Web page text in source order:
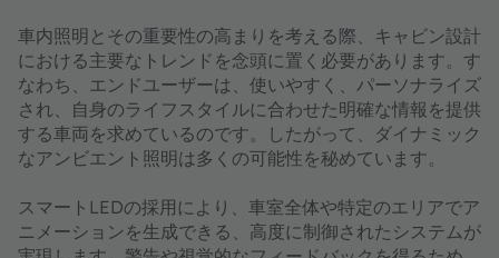
車内照明とその重要性の高まりを考える際、キャビン設計
における主要なトレンドを念頭に置く必要があります。す
なわち、エンドユーザーは、使いやすく、パーソナライズ
され、自身のライフスタイルに合わせた明確な情報を提供
する車両を求めているのです。したがって、ダイナミック
なアンビエント照明は多くの可能性を秘めています。
スマートLEDの採用により、車室全体や特定のエリアでア
ニメーションを生成できる、高度に制御されたシステムが